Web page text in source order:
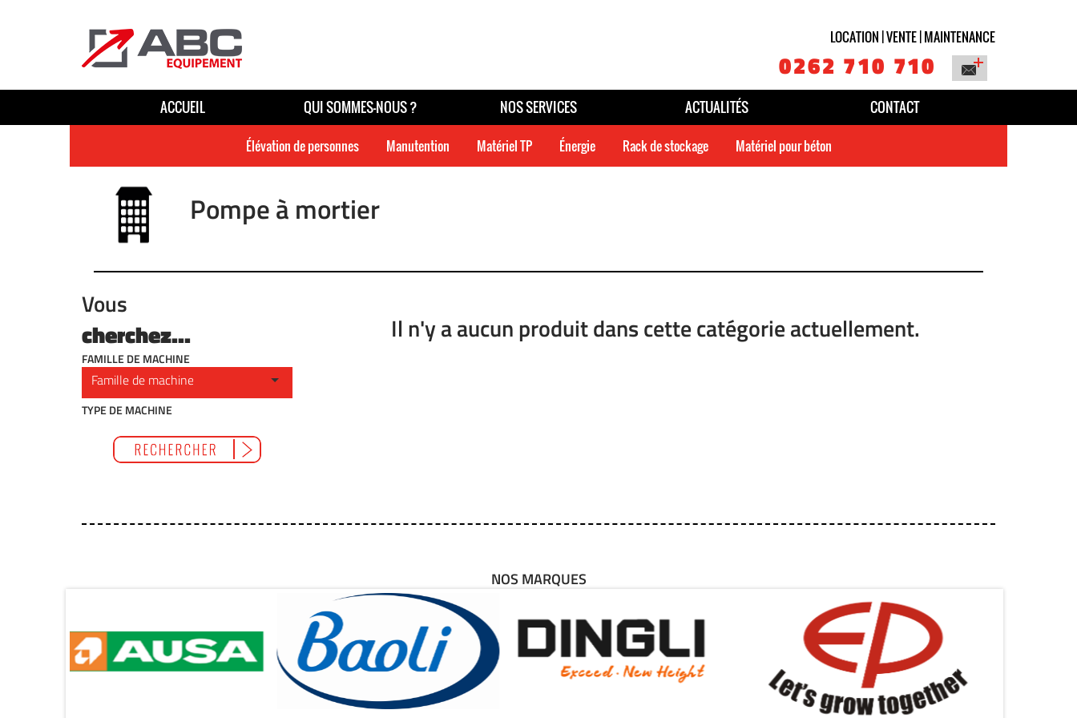
LOCATION | VENTE | MAINTENANCE
0262 710 710
ACCUEIL QUI SOMMES-NOUS ? NOS SERVICES ACTUALITÉS CONTACT
Élévation de personnes Manutention Matériel TP Énergie Rack de stockage Matériel pour béton
Pompe à mortier
Vous
cherchez...
FAMILLE DE MACHINE
TYPE DE MACHINE
Il n'y a aucun produit dans cette catégorie actuellement.
NOS MARQUES